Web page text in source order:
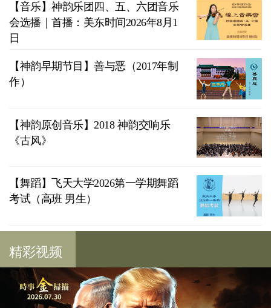
【音乐】神韵乐团四、五、六团音乐
会选播｜首播：美东时间2026年8月1
日
【神韵早期节目】善与恶（2017年制
作）
【神韵原创音乐】2018 神韵交响乐
《古风》
【舞蹈】飞天大学2026第一学期舞蹈
考试（高班 男生）
精彩视频